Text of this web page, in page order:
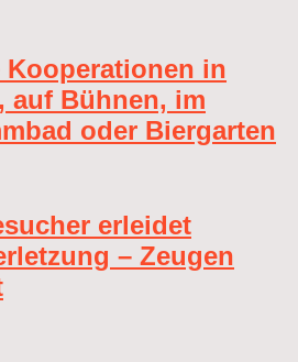
Kooperationen in
auf Bühnen, im
oder Biergarten
erleidet
– Zeugen